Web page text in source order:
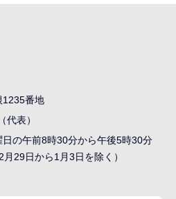
1235番地
代表）
日の午前8時30分から午後5時30分
月29日から1月3日を除く）